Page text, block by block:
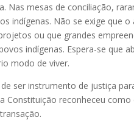
Nas mesas de conciliação,
indígenas. Não se exige que
ou que grandes
indígenas. Espera-se que
modo de viver.
ser instrumento de justiça
Constituição reconheceu